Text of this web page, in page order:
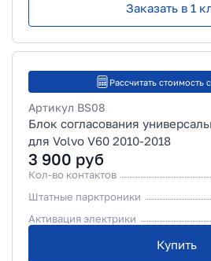
Заказать в 1
Рассчитать стоимость
Артикул BS08
Блок согласования
для Volvo V60 2010-2018
3 900 руб
Кол-во контактов
Штатные парктроники
Активация электрики
Купить